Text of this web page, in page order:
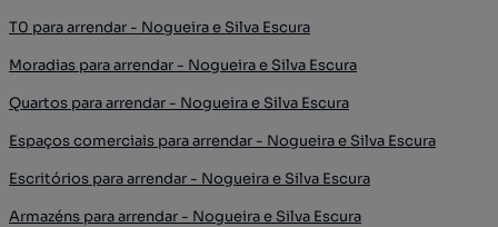
T0 para arrendar - Nogueira e Silva Escura
Moradias para arrendar - Nogueira e Silva Escura
Quartos para arrendar - Nogueira e Silva Escura
Espaços comerciais para arrendar - Nogueira e Silva Escura
Escritórios para arrendar - Nogueira e Silva Escura
Armazéns para arrendar - Nogueira e Silva Escura